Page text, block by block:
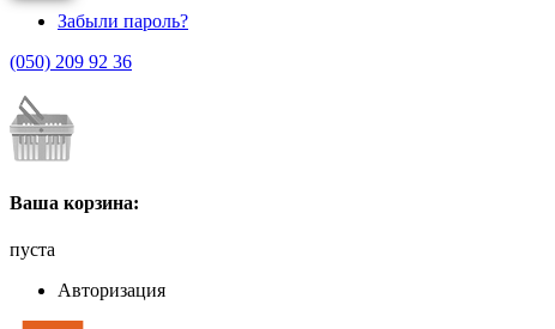
Забыли пароль?
(050) 209 92 36
Ваша корзина:
пуста
Авторизация